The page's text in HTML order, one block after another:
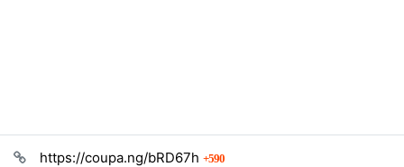
관련자료
https://coupa.ng/bRD67h 590회 연결